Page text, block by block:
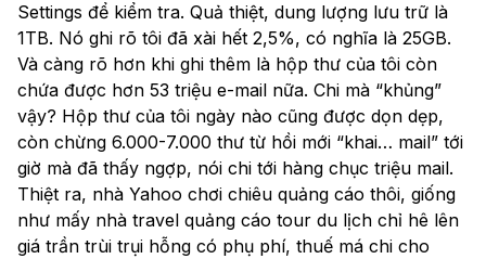
Settings để kiểm tra. Quả thiệt, dung lượng lưu trữ là
1TB. Nó ghi rõ tôi đã xài hết 2,5%, có nghĩa là 25GB.
Và càng rõ hơn khi ghi thêm là hộp thư của tôi còn
chứa được hơn 53 triệu e-mail nữa. Chi mà “khủng”
vậy? Hộp thư của tôi ngày nào cũng được dọn dẹp,
còn chừng 6.000-7.000 thư từ hồi mới “khai… mail” tới
giờ mà đã thấy ngợp, nói chi tới hàng chục triệu mail.
Thiệt ra, nhà Yahoo chơi chiêu quảng cáo thôi, giống
như mấy nhà travel quảng cáo tour du lịch chỉ hê lên
giá trần trùi trụi hỗng có phụ phí, thuế má chi cho